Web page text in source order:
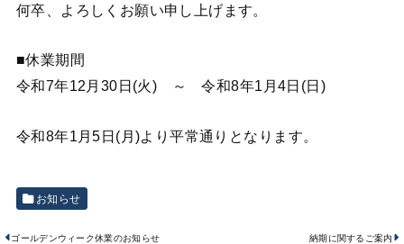
何卒、よろしくお願い申し上げます。
■休業期間
令和7年12月30日(火) ～ 令和8年1月4日(日)
令和8年1月5日(月)より平常通りとなります。
お知らせ
ゴールデンウィーク休業のお知らせ 納期に関するご案内